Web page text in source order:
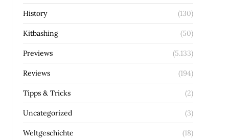
History (130)
Kitbashing (50)
Previews (5.133)
Reviews (194)
Tipps & Tricks (2)
Uncategorized (3)
Weltgeschichte (18)